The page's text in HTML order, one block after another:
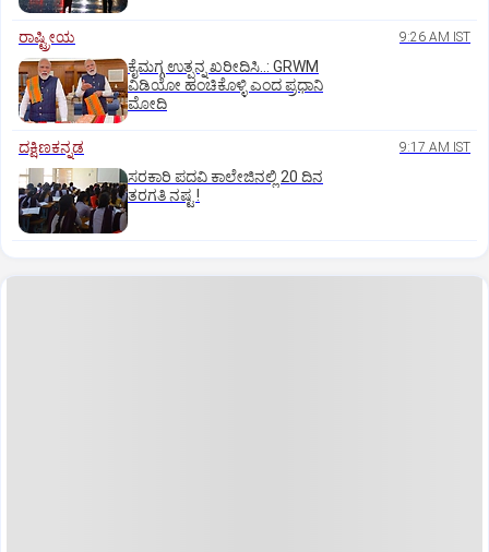
ರಾಷ್ಟ್ರೀಯ 9:26 AM IST
ಕೈಮಗ್ಗ ಉತ್ಪನ್ನ ಖರೀದಿಸಿ..: GRWM
ವಿಡಿಯೋ ಹಂಚಿಕೊಳ್ಳಿ ಎಂದ ಪ್ರಧಾನಿ
ಮೋದಿ
ದಕ್ಷಿಣಕನ್ನಡ 9:17 AM IST
ಸರಕಾರಿ ಪದವಿ ಕಾಲೇಜಿನಲ್ಲಿ 20 ದಿನ
ತರಗತಿ ನಷ್ಟ !